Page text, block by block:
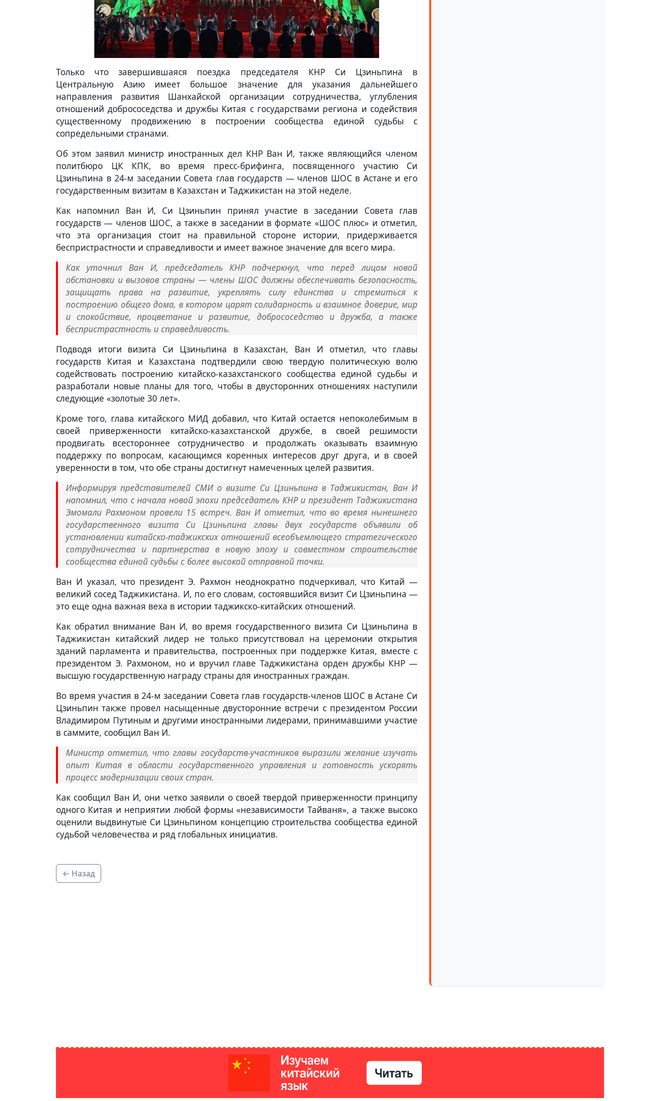
Только что завершившаяся поездка председателя КНР Си Цзиньпина в
Центральную Азию имеет большое значение для указания дальнейшего
направления развития Шанхайской организации сотрудничества, углубления
отношений добрососедства и дружбы Китая с государствами региона и содействия
существенному продвижению в построении сообщества единой судьбы с
сопредельными странами.
Об этом заявил министр иностранных дел КНР Ван И, также являющийся членом
политбюро ЦК КПК, во время пресс-брифинга, посвященного участию Си
Цзиньпина в 24-м заседании Совета глав государств — членов ШОС в Астане и его
государственным визитам в Казахстан и Таджикистан на этой неделе.
Как напомнил Ван И, Си Цзиньпин принял участие в заседании Совета глав
государств — членов ШОС, а также в заседании в формате «ШОС плюс» и отметил,
что эта организация стоит на правильной стороне истории, придерживается
беспристрастности и справедливости и имеет важное значение для всего мира.
Как уточнил Ван И, председатель КНР подчеркнул, что перед лицом новой
обстановки и вызовов страны — члены ШОС должны обеспечивать безопасность,
защищать права на развитие, укреплять силу единства и стремиться к
построению общего дома, в котором царят солидарность и взаимное доверие, мир
и спокойствие, процветание и развитие, добрососедство и дружба, а также
беспристрастность и справедливость.
Подводя итоги визита Си Цзиньпина в Казахстан, Ван И отметил, что главы
государств Китая и Казахстана подтвердили свою твердую политическую волю
содействовать построению китайско-казахстанского сообщества единой судьбы и
разработали новые планы для того, чтобы в двусторонних отношениях наступили
следующие «золотые 30 лет».
Кроме того, глава китайского МИД добавил, что Китай остается непоколебимым в
своей приверженности китайско-казахстанской дружбе, в своей решимости
продвигать всестороннее сотрудничество и продолжать оказывать взаимную
поддержку по вопросам, касающимся коренных интересов друг друга, и в своей
уверенности в том, что обе страны достигнут намеченных целей развития.
Информируя представителей СМИ о визите Си Цзиньпина в Таджикистан, Ван И
напомнил, что с начала новой эпохи председатель КНР и президент Таджикистана
Эмомали Рахмоном провели 15 встреч. Ван И отметил, что во время нынешнего
государственного визита Си Цзиньпина главы двух государств объявили об
установлении китайско-таджикских отношений всеобъемлющего стратегического
сотрудничества и партнерства в новую эпоху и совместном строительстве
сообщества единой судьбы с более высокой отправной точки.
Ван И указал, что президент Э. Рахмон неоднократно подчеркивал, что Китай —
великий сосед Таджикистана. И, по его словам, состоявшийся визит Си Цзиньпина —
это еще одна важная веха в истории таджикско-китайских отношений.
Как обратил внимание Ван И, во время государственного визита Си Цзиньпина в
Таджикистан китайский лидер не только присутствовал на церемонии открытия
зданий парламента и правительства, построенных при поддержке Китая, вместе с
президентом Э. Рахмоном, но и вручил главе Таджикистана орден дружбы КНР —
высшую государственную награду страны для иностранных граждан.
Во время участия в 24-м заседании Совета глав государств-членов ШОС в Астане Си
Цзиньпин также провел насыщенные двусторонние встречи с президентом России
Владимиром Путиным и другими иностранными лидерами, принимавшими участие
в саммите, сообщил Ван И.
Министр отметил, что главы государств-участников выразили желание изучать
опыт Китая в области государственного управления и готовность ускорять
процесс модернизации своих стран.
Как сообщил Ван И, они четко заявили о своей твердой приверженности принципу
одного Китая и неприятии любой формы «независимости Тайваня», а также высоко
оценили выдвинутые Си Цзиньпином концепцию строительства сообщества единой
судьбой человечества и ряд глобальных инициатив.
← Назад